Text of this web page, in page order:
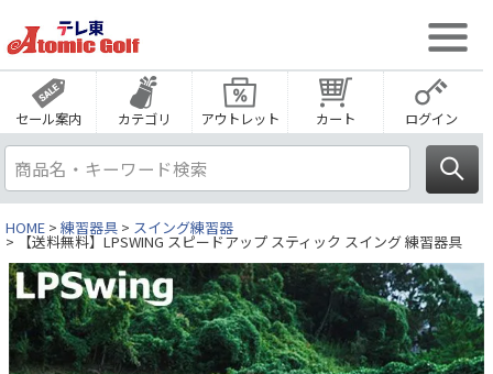
セール案内 カテゴリ アウトレット カート ログイン
HOME 練習器具 スイング練習器
【送料無料】LPSWING スピードアップ スティック スイング 練習器具